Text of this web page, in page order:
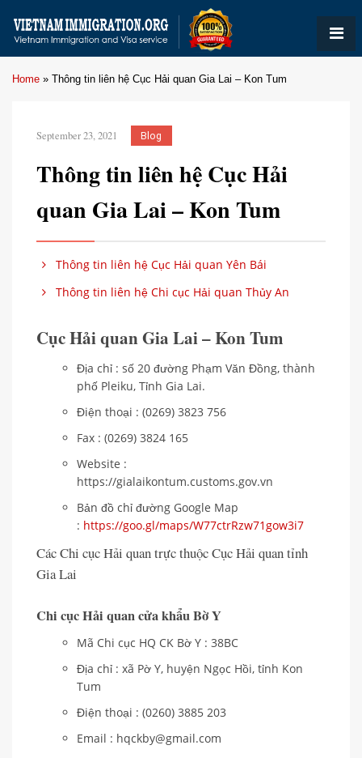
Home » Thông tin liên hệ Cục Hải quan Gia Lai – Kon Tum
September 23, 2021 Blog
Thông tin liên hệ Cục Hải
quan Gia Lai – Kon Tum
Thông tin liên hệ Cục Hải quan Yên Bái
Thông tin liên hệ Chi cục Hải quan Thủy An
Cục Hải quan Gia Lai – Kon Tum
Địa chỉ : số 20 đường Phạm Văn Đồng, thành
phố Pleiku, Tỉnh Gia Lai.
Điện thoại : (0269) 3823 756
Fax : (0269) 3824 165
Website :
https://gialaikontum.customs.gov.vn
Bản đồ chỉ đường Google Map
: https://goo.gl/maps/W77ctrRzw71gow3i7
Các Chi cục Hải quan trực thuộc Cục Hải quan tỉnh
Gia Lai
Chi cục Hải quan cửa khẩu Bờ Y
Mã Chi cục HQ CK Bờ Y : 38BC
Địa chỉ : xã Pờ Y, huyện Ngọc Hồi, tỉnh Kon
Tum
Điện thoại : (0260) 3885 203
Email : hqckby@gmail.com